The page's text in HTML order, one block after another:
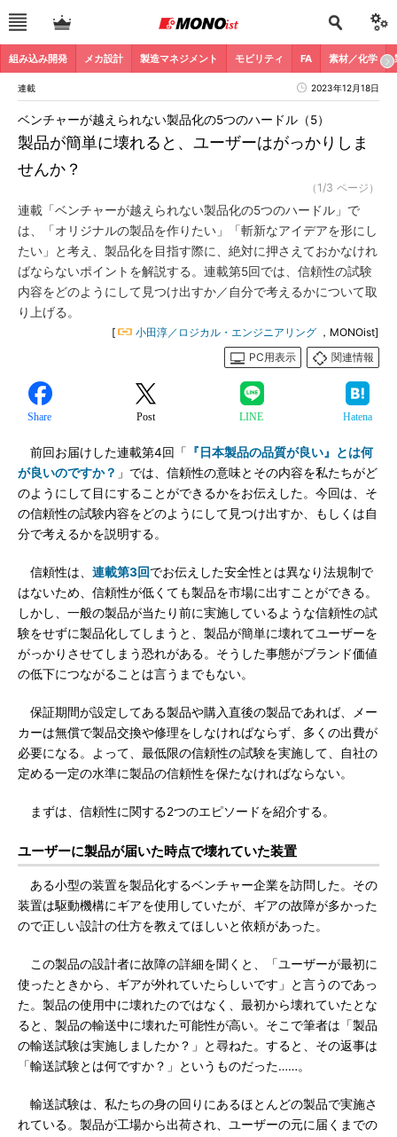
組み込み開発 メカ設計 製造マネジメント モビリティ FA 素材／化学
連載 2023年12月18日
製品が簡単に壊れると、ユーザーはがっかりしま
せんか？
ベンチャーが越えられない製品化の5つのハードル（5）
（1/3 ページ）
連載「ベンチャーが越えられない製品化の5つのハードル」で
は、「オリジナルの製品を作りたい」「斬新なアイデアを形にし
たい」と考え、製品化を目指す際に、絶対に押さえておかなけれ
ばならないポイントを解説する。連載第5回では、信頼性の試験
内容をどのようにして見つけ出すか／自分で考えるかについて取
り上げる。
[ 小田淳／ロジカル・エンジニアリング ，MONOist]
PC用表示
関連情報
Share Post LINE Hatena
前回お届けした連載第4回「
『日本製品の品質が良い』とは何
が良いのですか？ 」では、信頼性の意味とその内容を私たちがど
のようにして目にすることができるかをお伝えした。今回は、そ
の信頼性の試験内容をどのようにして見つけ出すか、もしくは自
分で考えるかを説明する。
信頼性は、 連載第3回でお伝えした安全性とは異なり法規制で
はないため、信頼性が低くても製品を市場に出すことができる。
しかし、一般の製品が当たり前に実施しているような信頼性の試
験をせずに製品化してしまうと、製品が簡単に壊れてユーザーを
がっかりさせてしまう恐れがある。そうした事態がブランド価値
の低下につながることは言うまでもない。
保証期間が設定してある製品や購入直後の製品であれば、メー
カーは無償で製品交換や修理をしなければならず、多くの出費が
必要になる。よって、最低限の信頼性の試験を実施して、自社の
定める一定の水準に製品の信頼性を保たなければならない。
まずは、信頼性に関する2つのエピソードを紹介する。
ユーザーに製品が届いた時点で壊れていた装置
ある小型の装置を製品化するベンチャー企業を訪問した。その
装置は駆動機構にギアを使用していたが、ギアの故障が多かった
ので正しい設計の仕方を教えてほしいと依頼があった。
この製品の設計者に故障の詳細を聞くと、「ユーザーが最初に
使ったときから、ギアが外れていたらしいです」と言うのであっ
た。製品の使用中に壊れたのではなく、最初から壊れていたとな
ると、製品の輸送中に壊れた可能性が高い。そこで筆者は「製品
の輸送試験は実施しましたか？」と尋ねた。すると、その返事は
「輸送試験とは何ですか？」というものだった……。
輸送試験は、私たちの身の回りにあるほとんどの製品で実施さ
れている。製品が工場から出荷され、ユーザーの元に届くまでの